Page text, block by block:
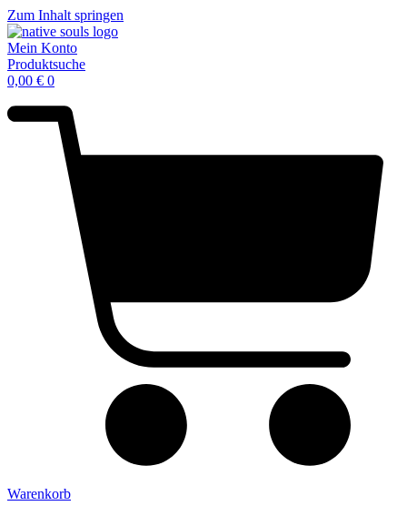
Zum Inhalt springen
Mein Konto
Produktsuche
0,00 € 0
Warenkorb